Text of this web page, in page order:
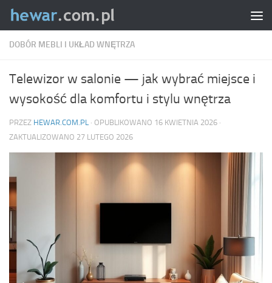
Skip to content
DOBÓR MEBLI I UKŁAD WNĘTRZA
Telewizor w salonie — jak wybrać miejsce i
wysokość dla komfortu i stylu wnętrza
PRZEZ HEWAR.COM.PL · OPUBLIKOWANO 16 KWIETNIA 2026 ·
ZAKTUALIZOWANO 27 LUTEGO 2026